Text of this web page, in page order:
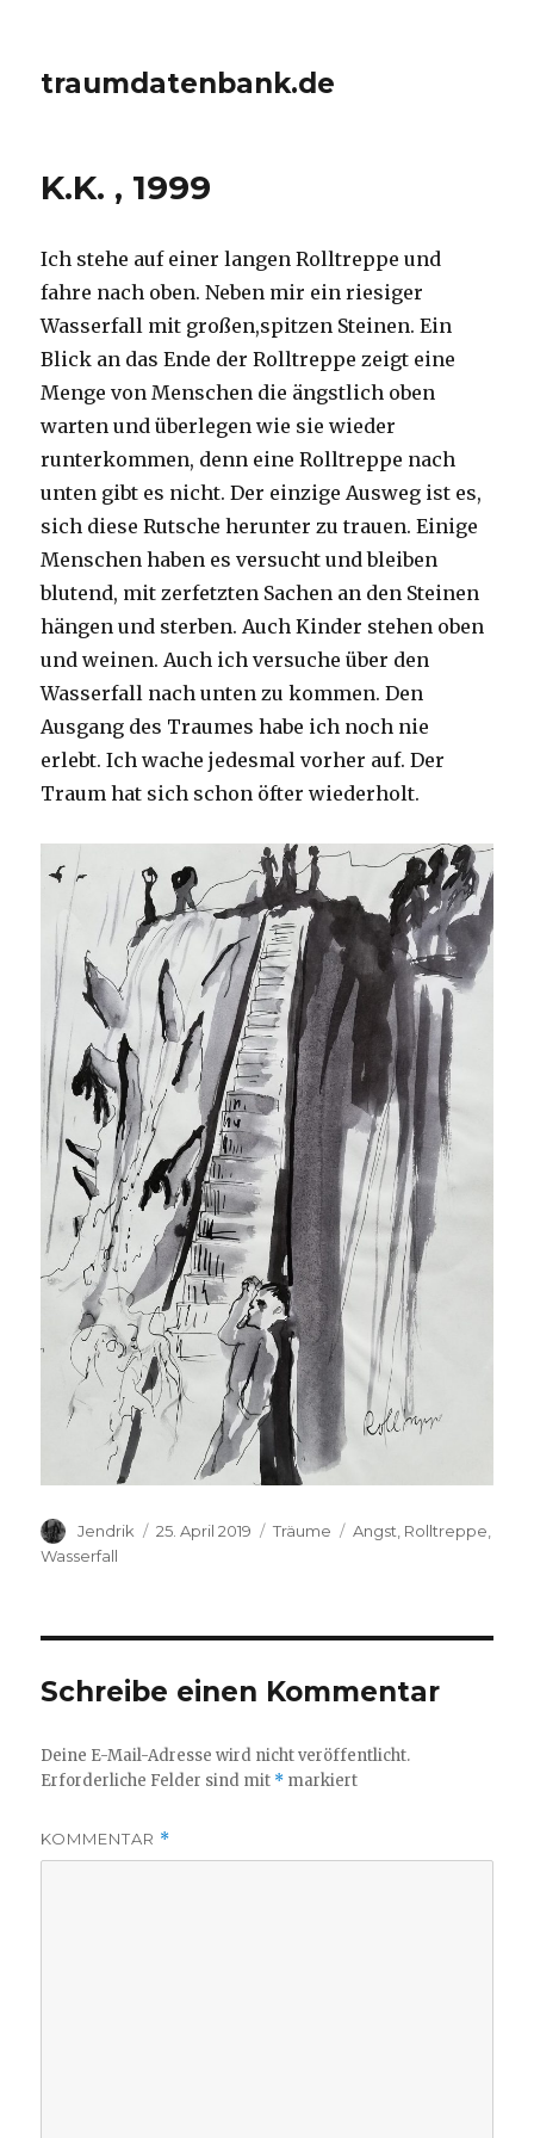
traumdatenbank.de
K.K. , 1999
Ich stehe auf einer langen Rolltreppe und
fahre nach oben. Neben mir ein riesiger
Wasserfall mit großen,spitzen Steinen. Ein
Blick an das Ende der Rolltreppe zeigt eine
Menge von Menschen die ängstlich oben
warten und überlegen wie sie wieder
runterkommen, denn eine Rolltreppe nach
unten gibt es nicht. Der einzige Ausweg ist es,
sich diese Rutsche herunter zu trauen. Einige
Menschen haben es versucht und bleiben
blutend, mit zerfetzten Sachen an den Steinen
hängen und sterben. Auch Kinder stehen oben
und weinen. Auch ich versuche über den
Wasserfall nach unten zu kommen. Den
Ausgang des Traumes habe ich noch nie
erlebt. Ich wache jedesmal vorher auf. Der
Traum hat sich schon öfter wiederholt.
Autor
Jendrik
Veröffentlicht
25. April 2019 Kategorien
Träume Schlagwörter
Angst Rolltreppe
Wasserfall
Schreibe einen Kommentar
Deine E-Mail-Adresse wird nicht veröffentlicht.
Erforderliche Felder sind mit * markiert
KOMMENTAR *